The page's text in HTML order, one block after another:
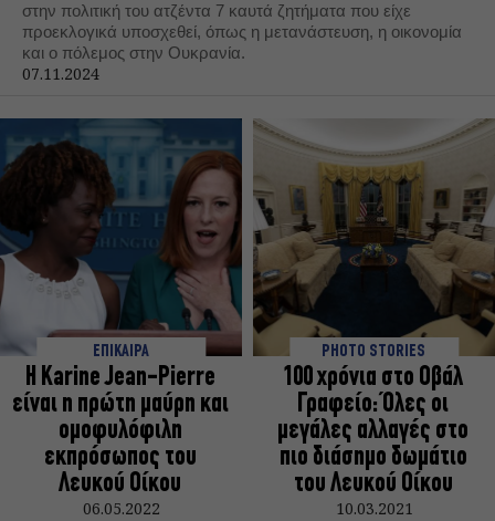
στην πολιτική του ατζέντα 7 καυτά ζητήματα που είχε
προεκλογικά υποσχεθεί, όπως η μετανάστευση, η οικονομία
και ο πόλεμος στην Ουκρανία.
07.11.2024
ΕΠΙΚΑΙΡΑ
Η Karine Jean-Pierre
είναι η πρώτη μαύρη και
ομοφυλόφιλη
εκπρόσωπος του
Λευκού Οίκου
06.05.2022
PHOTO STORIES
100 χρόνια στο Οβάλ
Γραφείο: Όλες οι
μεγάλες αλλαγές στο
πιο διάσημο δωμάτιο
του Λευκού Οίκου
10.03.2021